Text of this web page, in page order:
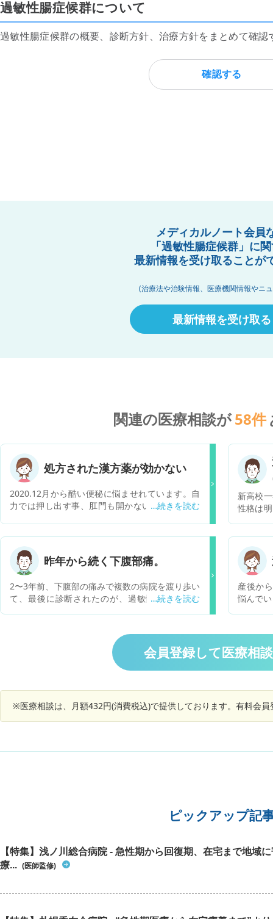
過敏性腸症候群について
過敏性腸症候群の概要、診断方針、治療方針をまとめて確
確認する
メディカルノート会員
「過敏性腸症候群」に
最新情報を受け取ることが
(治療法や治験情報、医療機関情報やニ
最新情報を受け取る
関連の医療相談が58件
処方された漢方薬が効かない
2020.12月から酷い便秘に悩ませれています。自
力では押し出す事、肛門も開かないようです。4
すがどのくらい待てば大建中湯が効いてくるの
か。センナシドを飲まないと排便できません、先
週から2日飲んで2日飲まないでいたのですが1日
目に2錠飲んでも排便できません。医師に伝えて
もゆっくり治療しましょうと言われます、センナ
シドは腸が伸びきって効かなくなると聞いていま
んでいます。以前ラキソベロンを飲んでいまし
た、機能性ディスペシアでやめていましたがもう
一度試してみたいのですが大建中湯との飲み合わ
新高校
性格は
時々学
その後
候群、
診断を
ンバー
すがは
起き上
校へ合
ます。
メにな
い、薬
校生と
ースは
か？ カ
昨年から続く下腹部痛。
2〜3年前、下腹部の痛みで複数の病院を渡り歩い
て、最後に診断されたのが、過敏性症候群でし
何が原因で痛みが出ていたのか分かっただけでも
精神的なストレスが減りました。そして痛みも消
えて行くようになりましてた。しかし去年の秋頃
から、又、下腹部の痛みが出るようになってしま
のかと、考えてしまいます。 また、病院に掛かっ
た方が良いのか？迷っています。薬は何も飲んで
産後か
悩んで
左足の
んとし
少し痛
所を抑
ると痛
うな腰
り返し
へ行き
いけど
い直腸
ではな
会員登録して医療相
※医療相談は、月額432円(消費税込)で提供しております。有料会
ピックアップ記
【特集】浅ノ川総合病院 - 急性期から回復期、在宅まで地域
療... (医師監修)